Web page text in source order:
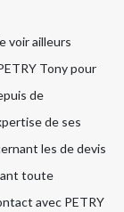
voir ailleurs
Tony pour
de
de ses
les de devis
toute
avec PETRY